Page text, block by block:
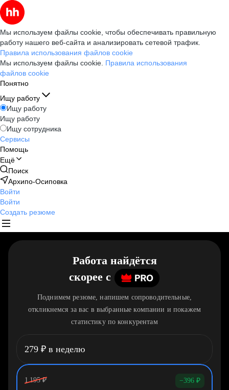
Мы используем файлы cookie, чтобы обеспечивать правильную
работу нашего веб-сайта и анализировать сетевой трафик.
Правила использования файлов cookie
Мы используем файлы cookie. Правила использования
файлов cookie
Понятно
Ищу работу
Ищу работу
Ищу работу
Ищу сотрудника
Сервисы
Помощь
Ещё
Поиск
Архипо-Осиповка
Войти
Войти
Создать резюме
Работа найдётся
скорее c
Поднимем резюме, напишем сопроводительные,
откликнемся за вас в выбранные компании и покажем
статистику по конкурентам
279 ₽ в неделю
1 195 ₽ −396 ₽